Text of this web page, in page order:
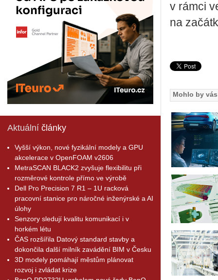
Aktuální články
Vyšší výkon, nové fyzikální modely a GPU
akcelerace v OpenFOAM v2606
MetraSCAN BLACK2 zvyšuje flexibilitu při
rozměrové kontrole přímo ve výrobě
Dell Pro Precision 7 R1 – 1U racková
pracovní stanice pro náročné inženýrské a AI
úlohy
Senzory sledují kvalitu komunikací i v
horkém létu
ČAS rozšířila Datový standard stavby a
dokončila další milník zavádění BIM v Česku
3D modely pomáhají městům plánovat
rozvoj i zvládat krize
v rámci
na
Mohlo by